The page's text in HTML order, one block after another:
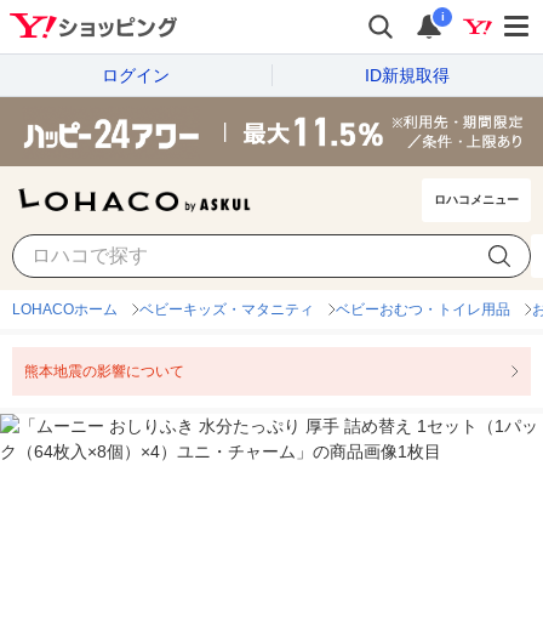
i
ログイン ID新規取得
ロハコメニュー
LOHACOホーム ベビーキッズ・マタニティ ベビーおむつ・トイレ用品
熊本地震の影響について